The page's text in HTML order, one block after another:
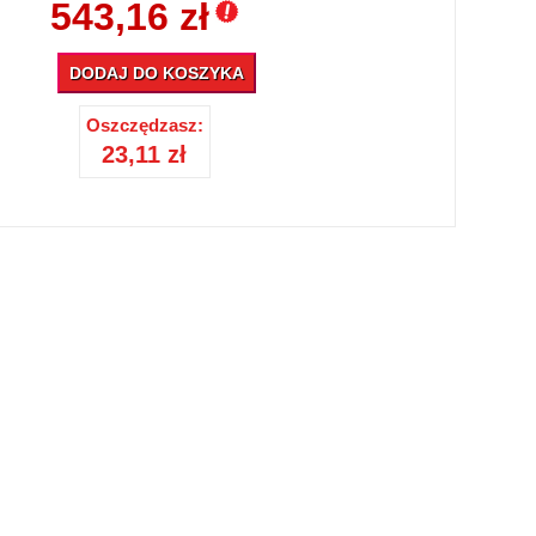
543,16 zł
DODAJ DO KOSZYKA
Oszczędzasz:
23,11 zł